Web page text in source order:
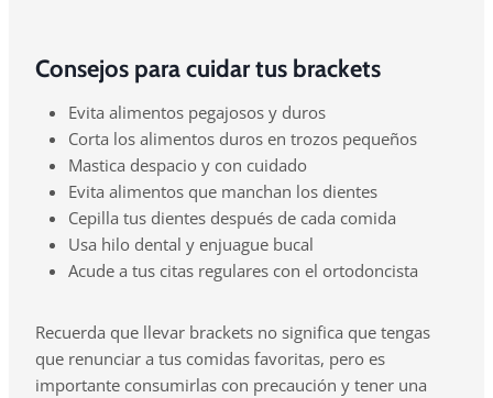
Consejos para cuidar tus brackets
Evita alimentos pegajosos y duros
Corta los alimentos duros en trozos pequeños
Mastica despacio y con cuidado
Evita alimentos que manchan los dientes
Cepilla tus dientes después de cada comida
Usa hilo dental y enjuague bucal
Acude a tus citas regulares con el ortodoncista
Recuerda que llevar brackets no significa que tengas
que renunciar a tus comidas favoritas, pero es
importante consumirlas con precaución y tener una